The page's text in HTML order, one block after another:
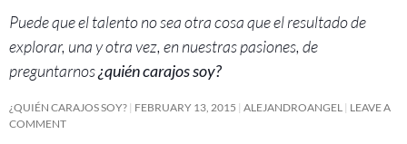
Puede que el talento no sea otra cosa que el resultado de
explorar, una y otra vez, en nuestras pasiones, de
preguntarnos¿quién carajos soy?
¿QUIÉN CARAJOS SOY? FEBRUARY 13, 2015 ALEJANDROANGEL
LEAVE A
COMMENT